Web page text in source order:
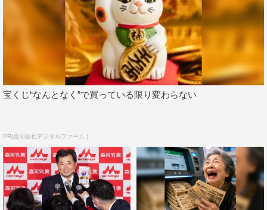
の名シーンも含め、ジブリの魅力満載で送る。
『ジブリのうた』
NHK総合
8月9日（木）後7・58～8・43
案内役：神木隆之介
Monster（五十音順）
ナレーション：入野自由
©NHK
宝くじ“なんとなく”で買っている限り変わらない
PR(合同会社デジタルファーム )